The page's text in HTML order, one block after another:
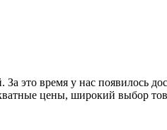
это время у нас появилось
цены, широкий выбор